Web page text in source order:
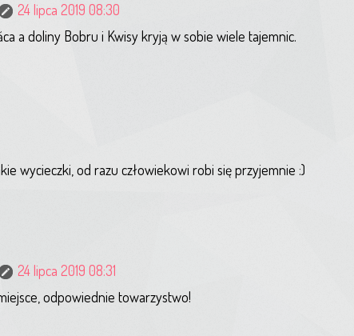
24 lipca 2019 08:30
a doliny Bobru i Kwisy kryją w sobie wiele tajemnic.
wycieczki, od razu człowiekowi robi się przyjemnie :)
24 lipca 2019 08:31
odpowiednie towarzystwo!